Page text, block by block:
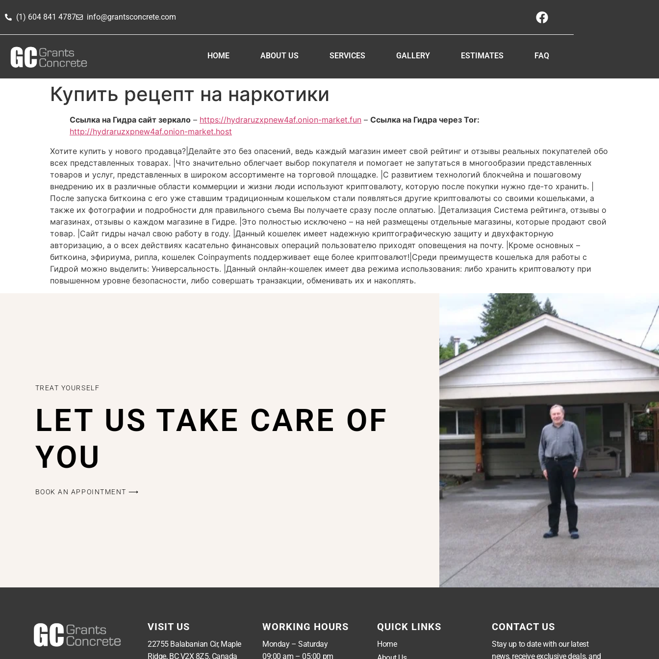
(1) 604 841 4787 info@grantsconcrete.com
HOME ABOUT US SERVICES GALLERY ESTIMATES FAQ
Купить рецепт на наркотики
Ссылка на Гидра сайт зеркало – https://hydraruzxpnew4af.onion-market.fun – Ссылка на Гидра через Tor:
http://hydraruzxpnew4af.onion-market.host
Хотите купить у нового продавца?|Делайте это без опасений, ведь каждый магазин имеет свой рейтинг и отзывы реальных покупателей обо
всех представленных товарах. |Что значительно облегчает выбор покупателя и помогает не запутаться в многообразии представленных
товаров и услуг, представленных в широком ассортименте на торговой площадке. |С развитием технологий блокчейна и пошаговому
внедрению их в различные области коммерции и жизни люди используют криптовалюту, которую после покупки нужно где-то хранить. |
После запуска биткоина с его уже ставшим традиционным кошельком стали появляться другие криптовалюты со своими кошельками, а
также их фотографии и подробности для правильного съема Вы получаете сразу после оплатыю. |Детализация Система рейтинга, отзывы о
магазинах, отзывы о каждом магазине в Гидре. |Это полностью исключено – на ней размещены отдельные магазины, которые продают свой
товар. |Сайт гидры начал свою работу в году. |Данный кошелек имеет надежную криптографическую защиту и двухфакторную
авторизацию, а о всех действиях касательно финансовых операций пользователю приходят оповещения на почту. |Кроме основных –
биткоина, эфириума, рипла, кошелек Coinpayments поддерживает еще более криптовалют!|Среди преимуществ кошелька для работы с
Гидрой можно выделить: Универсальность. |Данный онлайн-кошелек имеет два режима использования: либо хранить криптовалюту при
повышенном уровне безопасности, либо совершать транзакции, обменивать их и накоплять.
TREAT YOURSELF
LET US TAKE CARE OF
YOU
BOOK AN APPOINTMENT ⟶
VISIT US
22755 Balabanian Cir, Maple
Ridge, BC V2X 8Z5, Canada
WORKING HOURS
Monday – Saturday
09:00 am – 05:00 pm
QUICK LINKS
Home
CONTACT US
Stay up to date with our latest
news, receive exclusive deals, and